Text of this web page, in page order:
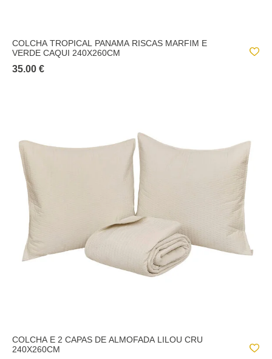
COLCHA TROPICAL PANAMA RISCAS MARFIM E
VERDE CAQUI 240X260CM
35.00 €
COLCHA E 2 CAPAS DE ALMOFADA LILOU CRU
240X260CM